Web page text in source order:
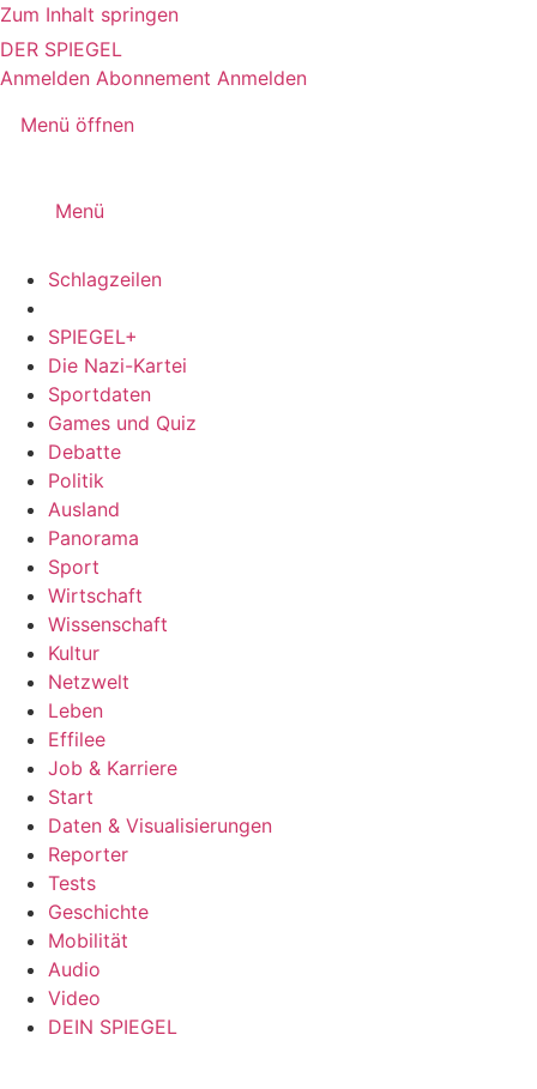
Zum Inhalt springen
DER SPIEGEL
Anmelden Abonnement Anmelden
Menü öffnen
Menü
Schlagzeilen
SPIEGEL+
Die Nazi-Kartei
Sportdaten
Games und Quiz
Debatte
Politik
Ausland
Panorama
Sport
Wirtschaft
Wissenschaft
Kultur
Netzwelt
Leben
Effilee
Job & Karriere
Start
Daten & Visualisierungen
Reporter
Tests
Geschichte
Mobilität
Audio
Video
DEIN SPIEGEL